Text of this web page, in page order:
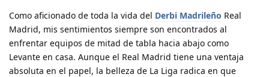
Como aficionado de toda la vida del Derbi Madrileño Real
Madrid, mis sentimientos siempre son encontrados al
enfrentar equipos de mitad de tabla hacia abajo como
Levante en casa. Aunque el Real Madrid tiene una ventaja
absoluta en el papel, la belleza de La Liga radica en que